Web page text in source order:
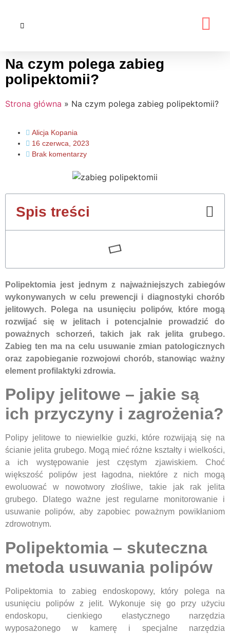
Na czym polega zabieg
polipektomii?
Strona główna » Na czym polega zabieg polipektomii?
Alicja Kopania
16 czerwca, 2023
Brak komentarzy
Spis treści
Polipektomia jest jednym z najważniejszych zabiegów
wykonywanych w celu prewencji i diagnostyki chorób
jelitowych. Polega na usunięciu polipów, które mogą
rozwijać się w jelitach i potencjalnie prowadzić do
poważnych schorzeń, takich jak rak jelita grubego.
Zabieg ten ma na celu usuwanie zmian patologicznych
oraz zapobieganie rozwojowi chorób, stanowiąc ważny
element profilaktyki zdrowia.
Polipy jelitowe – jakie są
ich przyczyny i zagrożenia?
Polipy jelitowe to niewielkie guzki, które rozwijają się na
ścianie jelita grubego. Mogą mieć różne kształty i wielkości,
a ich występowanie jest częstym zjawiskiem. Choć
większość polipów jest łagodna, niektóre z nich mogą
ewoluować w nowotwory złośliwe, takie jak rak jelita
grubego. Dlatego ważne jest regularne monitorowanie i
usuwanie polipów, aby zapobiec poważnym powikłaniom
zdrowotnym.
Polipektomia – skuteczna
metoda usuwania polipów
Polipektomia to zabieg endoskopowy, który polega na
usunięciu polipów z jelit. Wykonuje się go przy użyciu
endoskopu, cienkiego elastycznego narzędzia
wyposażonego w kamerę i specjalne narzędzia